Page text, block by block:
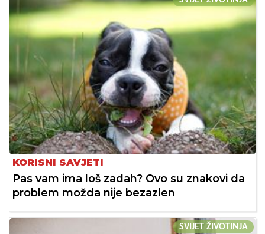
KORISNI SAVJETI
Pas vam ima loš zadah? Ovo su znakovi da
problem možda nije bezazlen
SVIJET ŽIVOTINJA